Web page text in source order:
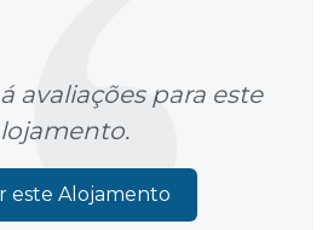
avaliações para este
este Alojamento